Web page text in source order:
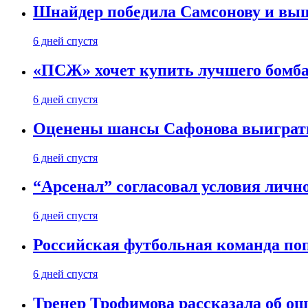
Шнайдер победила Самсонову и
6 дней спустя
«ПСЖ» хочет купить лучшего
6 дней спустя
Оценены шансы Сафонова
6 дней спустя
“Арсенал” согласовал условия
6 дней спустя
Российская футбольная команда
6 дней спустя
Тренер Трофимова рассказала об